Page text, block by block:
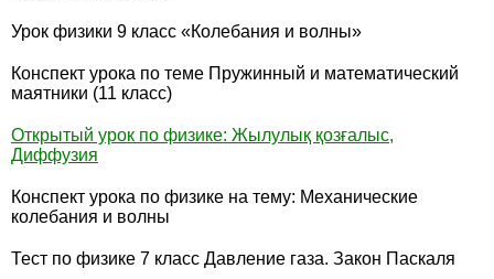
Урок физики 9 класс «Колебания и волны»
Конспект урока по теме Пружинный и математический
маятники (11 класс)
Открытый урок по физике: Жылулық қозғалыс,
Диффузия
Конспект урока по физике на тему: Механические
колебания и волны
Тест по физике 7 класс Давление газа. Закон Паскаля